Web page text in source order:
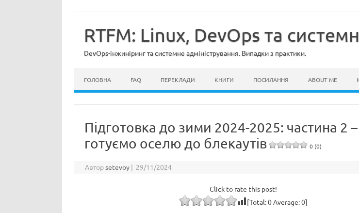
вмістуRTFM: Linux, DevOps та
DevOps-інжиніринг та системне адміністрування. Випадки з практики.
ГОЛОВНА FAQ ПЕРЕКЛАДИ КНИГИ ПОСИЛАННЯ ABOUT ME
Підготовка до зими 2024-2025: частина 2 –
готуємо оселю до блекаутів
0 (0)
Авторsetevoy | 29/11/2024
Click to rate this post!
[Total:0Average:0]